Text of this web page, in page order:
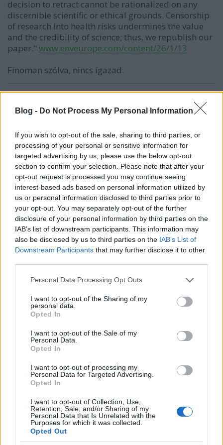
Blog - Do Not Process My Personal Information
If you wish to opt-out of the sale, sharing to third parties, or
processing of your personal or sensitive information for
targeted advertising by us, please use the below opt-out
section to confirm your selection. Please note that after your
opt-out request is processed you may continue seeing
interest-based ads based on personal information utilized by
us or personal information disclosed to third parties prior to
your opt-out. You may separately opt-out of the further
disclosure of your personal information by third parties on the
IAB’s list of downstream participants. This information may
also be disclosed by us to third parties on the IAB’s List of
Downstream Participants that may further disclose it to other
Please note that this website/app uses one or more Google
not limited to your visit or usage behaviour. You may click to
grant or deny consent to Google and its third-party tags to
use your data for below specified purposes in below Google
consent section.
Personal Data Processing Opt Outs
I want to opt-out of the Sharing of my
personal data.
Opted In
I want to opt-out of the Sale of my
Personal Data.
Opted In
I want to opt-out of processing my
Personal Data for Targeted Advertising.
Opted In
I want to opt-out of Collection, Use,
Retention, Sale, and/or Sharing of my
Personal Data that Is Unrelated with the
Purposes for which it was collected.
Opted Out
decision to retract cannot be rationalized on any
discernible scientific or ethical grounds. Censorship
of research into health risks undermines the value
and the credibility of science; thus, we republish our
paper." www.enveurope.com/content/26/1/13
Finoman szólva, nincs igazad.
Mr. Waszabi
Györgyey mondta ki a valót. Akár permetezőszerből,
akár GMO mag saját termelésű toxinjaitól, de
mindenképpen szennyeződik a fogyasztó, ezen már
nincs mit lamentálni. Viszont a Monsanto
gazdaságilag él vissza az általa fejlesztett GMO
magokkal, olyan az üzleti modellje, hogy mindenre
rá tudja kényszeríteni a gazdálkodókat. Például a
vetésből visszamaradt magokat maradéktalanul
vissza kell szolgáltatni. Ha a szomszéd gmo mentes
földjén véletlenül találnak egyetlen növényt, akkor
megzsarolják, miszerint vagy ő is szerződik velük,
vagy beperelik. El tudják érni, hogy a gazdálkodó
fejlesztési hitelt vegyen fel tőlük, persze, ha
tönkremegy bele, akkor még ő tartozik. Aki egyszer
tönkremegy. Nem tudom, hogy Európában milyen
jogi védelmeket lehetne beépíteni az ilyen üzleti
11 éve
Nem kell a GM.
Ha itt a MOnsanto elkezdi azt amit Indiában,
Közép_amerikában, vagy a jenkiknél, irgalmatlanul
hamar trágyavillával a hasában fogják megtalálni az
ügynökeiket.